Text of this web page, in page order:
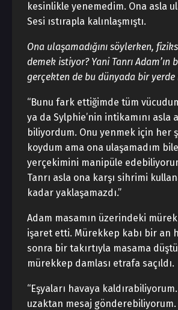
kesinlikle yenemedim. Ona asla
Sesi ıstırapla kalınlaşmıştı.
Ona ulaşamadığını söylerken,
demek istiyor? Yani Tanrı Adam’ın
gerçekten de bu dünyada bir yerde
“Bunu fark ettiğimde tüm
ya da Sylphie’nin intikamını asla
biliyordum. Onu yenmek için her
koydum ama ona ulaşamadım
yerçekimini manipüle
Tanrı asla ona karşı sihrimi
kadar yaklaşamazdı.”
Adam masamın üzerindeki
işaret etti. Mürekkep kabı bir an
sonra bir takırtıyla masama
mürekkep damlası etrafa saçıldı.
“Eşyaları havaya
uzaktan mesaj